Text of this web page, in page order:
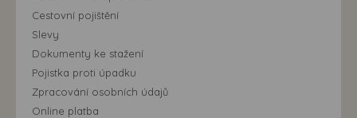
Cestovní pojištění
Slevy
Dokumenty ke stažení
Pojistka proti úpadku
Zpracování osobních údajů
Online platba